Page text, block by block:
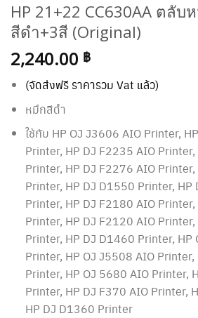
HP 21+22 CC630AA ตลับ
สีดำ+3สี (Original)
2,240.00 ฿
(จัดส่งฟรี ราคารวม Vat แล้ว)
หมึกสีดำ
ใช้กับ HP OJ J3606 AIO Printer,
Printer, HP DJ F2235 AIO
Printer, HP DJ F2276 AIO
Printer, HP DJ D1550 Printer, HP
Printer, HP DJ F2180 AIO
Printer, HP DJ F2120 AIO
Printer, HP DJ D1460 Printer, HP
Printer, HP OJ J5508 AIO
Printer, HP OJ 5680 AIO Printer,
Printer, HP DJ F370 AIO Printer,
HP DJ D1360 Printer